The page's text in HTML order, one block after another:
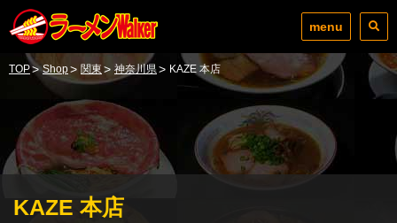
menu
TOP> Shop> 関東 > 神奈川県> KAZE 本店
KAZE 本店